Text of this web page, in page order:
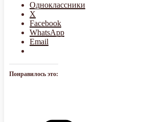
Одноклассники
X
Facebook
WhatsApp
Email
Понравилось это: